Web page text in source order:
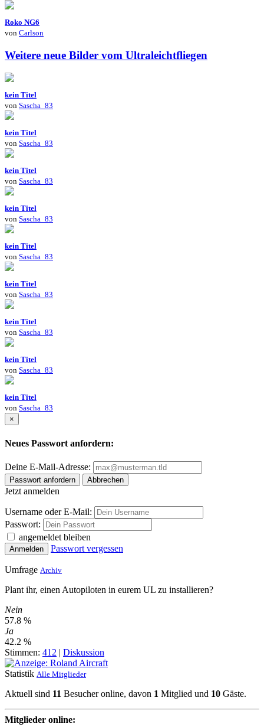
Roko NG6
von Carlson
Weitere neue Bilder vom Ultraleichtfliegen
kein Titel
von Sascha_83
kein Titel
von Sascha_83
kein Titel
von Sascha_83
kein Titel
von Sascha_83
kein Titel
von Sascha_83
kein Titel
von Sascha_83
kein Titel
von Sascha_83
kein Titel
von Sascha_83
kein Titel
von Sascha_83
×
Neues Passwort anfordern:
Deine E-Mail-Adresse:
Passwort anfordern Abbrechen
Jetzt anmelden
Username oder E-Mail:
Passwort:
angemeldet bleiben
Anmelden Passwort vergessen
Umfrage Archiv
Plant ihr, einen Autopiloten in eurem UL zu installieren?
Nein
57.8 %
Ja
42.2 %
Stimmen: 412 | Diskussion
Statistik Alle Mitglieder
Aktuell sind 11 Besucher online, davon 1 Mitglied und 10 Gäste.
Mitglieder online: